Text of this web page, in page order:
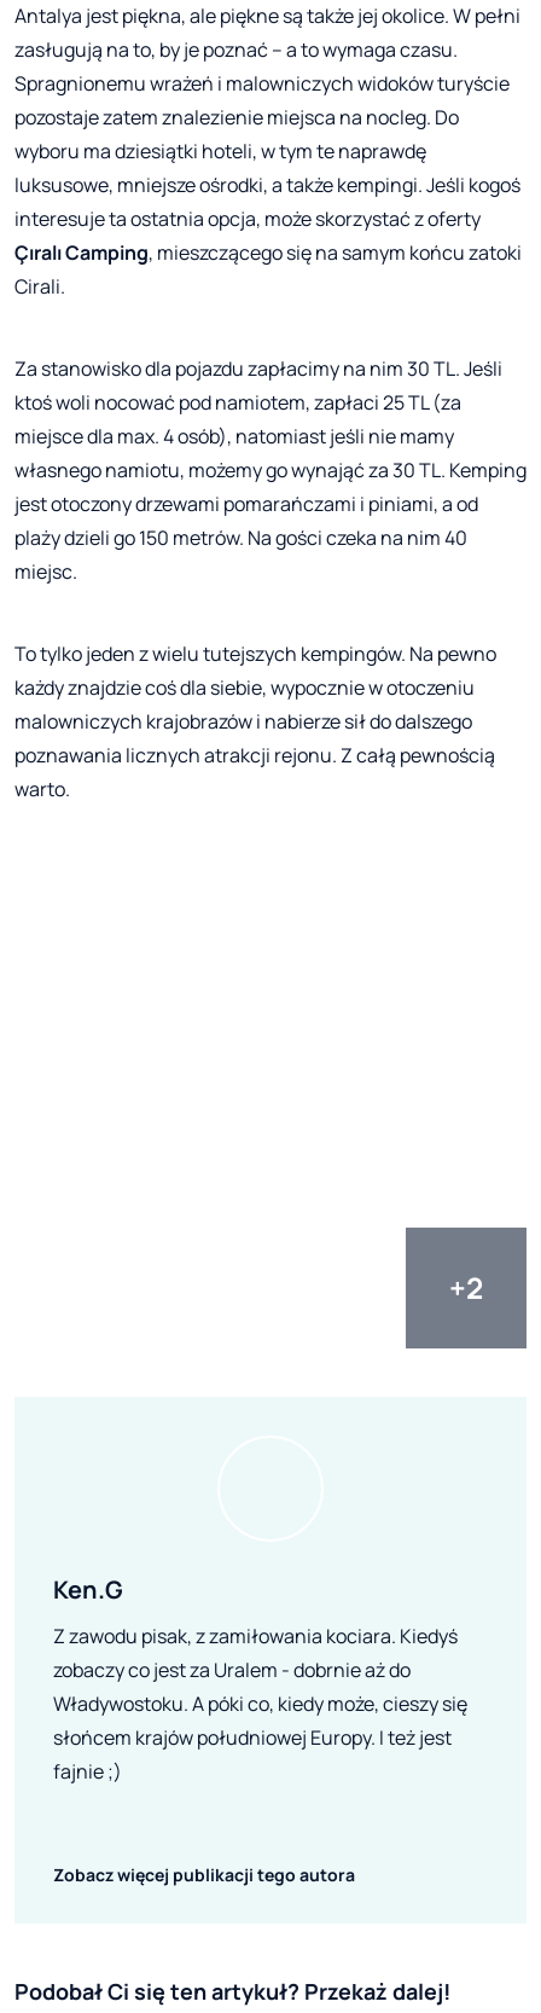
Antalya jest piękna, ale piękne są także jej okolice. W pełni
zasługują na to, by je poznać – a to wymaga czasu.
Spragnionemu wrażeń i malowniczych widoków turyście
pozostaje zatem znalezienie miejsca na nocleg. Do
wyboru ma dziesiątki hoteli, w tym te naprawdę
luksusowe, mniejsze ośrodki, a także kempingi. Jeśli kogoś
interesuje ta ostatnia opcja, może skorzystać z oferty
Çıralı Camping, mieszczącego się na samym końcu zatoki
Cirali.
Za stanowisko dla pojazdu zapłacimy na nim 30 TL. Jeśli
ktoś woli nocować pod namiotem, zapłaci 25 TL (za
miejsce dla max. 4 osób), natomiast jeśli nie mamy
własnego namiotu, możemy go wynająć za 30 TL. Kemping
jest otoczony drzewami pomarańczami i piniami, a od
plaży dzieli go 150 metrów. Na gości czeka na nim 40
miejsc.
To tylko jeden z wielu tutejszych kempingów. Na pewno
każdy znajdzie coś dla siebie, wypocznie w otoczeniu
malowniczych krajobrazów i nabierze sił do dalszego
poznawania licznych atrakcji rejonu. Z całą pewnością
warto.
Ken.G
Z zawodu pisak, z zamiłowania kociara. Kiedyś
zobaczy co jest za Uralem - dobrnie aż do
Władywostoku. A póki co, kiedy może, cieszy się
słońcem krajów południowej Europy. I też jest
fajnie ;)
Zobacz więcej publikacji tego autora
Podobał Ci się ten artykuł? Przekaż dalej!